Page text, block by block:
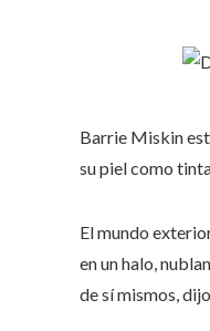
Barrie Miskin
su piel como
El mundo
en un halo,
de sí mismos,